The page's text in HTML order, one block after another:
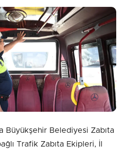
0/2000
Sorusu:
1 + 10 = ?
Gönder
Büyükşehir Belediyesi Zabıta
Trafik Zabıta Ekipleri, İl